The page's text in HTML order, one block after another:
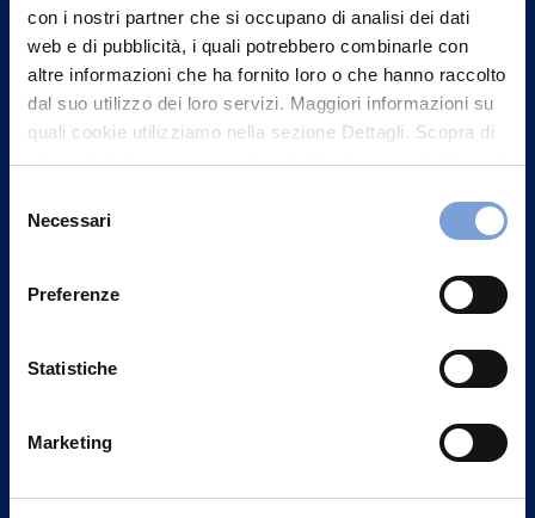
con i nostri partner che si occupano di analisi dei dati
web e di pubblicità, i quali potrebbero combinarle con
altre informazioni che ha fornito loro o che hanno raccolto
dal suo utilizzo dei loro servizi. Maggiori informazioni su
quali cookie utilizziamo nella sezione Dettagli. Scopra di
più su chi siamo, come può contattarci e come trattiamo i
può trovare nel footer del sito nella sezione "Informativa
delNecessari
Preferenze
Statistiche
Marketing
un nostro Agente.
Contattaci
Vittoria Assicurazioni S.p.A.